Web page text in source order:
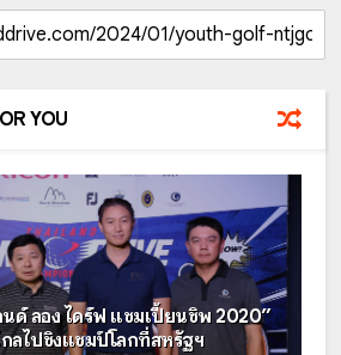
YOU
ด์ ลอง ไดร์ฟ แชมเปี้ยนชิพ 2020”
ลไปชิงแชมป์โลกที่สหรัฐฯ